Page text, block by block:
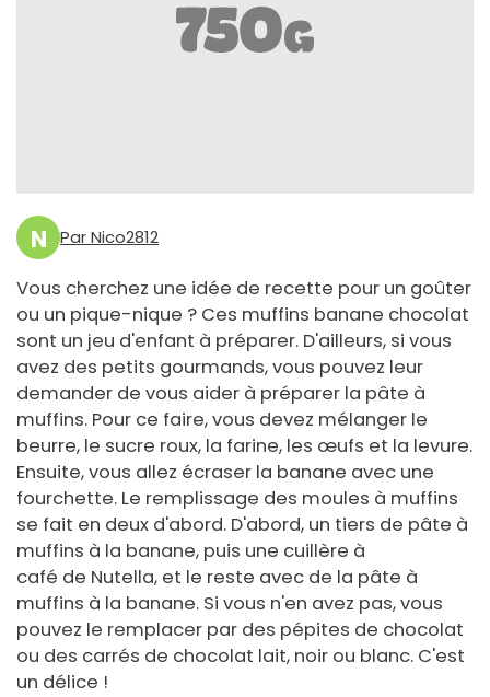
N Par Nico2812
Vous cherchez une idée de recette pour un goûter
ou un pique-nique ? Ces muffins banane chocolat
sont un jeu d'enfant à préparer. D'ailleurs, si vous
avez des petits gourmands, vous pouvez leur
demander de vous aider à préparer la pâte à
muffins. Pour ce faire, vous devez mélanger le
beurre, le sucre roux, la farine, les œufs et la levure.
Ensuite, vous allez écraser la banane avec une
fourchette. Le remplissage des moules à muffins
se fait en deux d'abord. D'abord, un tiers de pâte à
muffins à la banane, puis une cuillère à
café de Nutella, et le reste avec de la pâte à
muffins à la banane. Si vous n'en avez pas, vous
pouvez le remplacer par des pépites de chocolat
ou des carrés de chocolat lait, noir ou blanc. C'est
un délice !